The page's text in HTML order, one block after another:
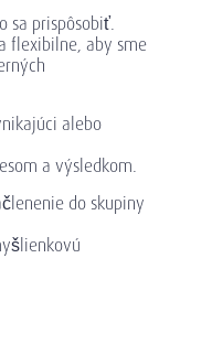
sa prispôsobiť.
flexibilne, aby sme
alebo
a výsledkom.
do skupiny